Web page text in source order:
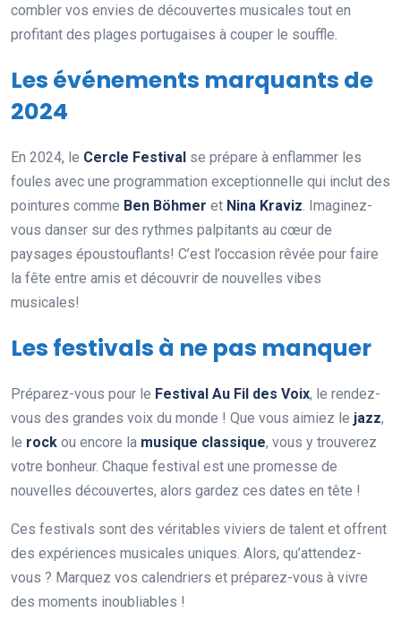
combler vos envies de découvertes musicales tout en
profitant des plages portugaises à couper le souffle.
Les événements marquants de
2024
En 2024, le Cercle Festival se prépare à enflammer les
foules avec une programmation exceptionnelle qui inclut des
pointures comme Ben Böhmer et Nina Kraviz. Imaginez-
vous danser sur des rythmes palpitants au cœur de
paysages époustouflants! C’est l’occasion rêvée pour faire
la fête entre amis et découvrir de nouvelles vibes
musicales!
Les festivals à ne pas manquer
Préparez-vous pour le Festival Au Fil des Voix, le rendez-
vous des grandes voix du monde ! Que vous aimiez le jazz,
le rock ou encore la musique classique, vous y trouverez
votre bonheur. Chaque festival est une promesse de
nouvelles découvertes, alors gardez ces dates en tête !
Ces festivals sont des véritables viviers de talent et offrent
des expériences musicales uniques. Alors, qu’attendez-
vous ? Marquez vos calendriers et préparez-vous à vivre
des moments inoubliables !